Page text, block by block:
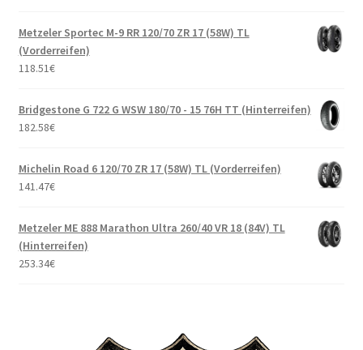
Metzeler Sportec M-9 RR 120/70 ZR 17 (58W) TL
(Vorderreifen)
118.51€
Bridgestone G 722 G WSW 180/70 - 15 76H TT (Hinterreifen)
182.58€
Michelin Road 6 120/70 ZR 17 (58W) TL (Vorderreifen)
141.47€
Metzeler ME 888 Marathon Ultra 260/40 VR 18 (84V) TL
(Hinterreifen)
253.34€